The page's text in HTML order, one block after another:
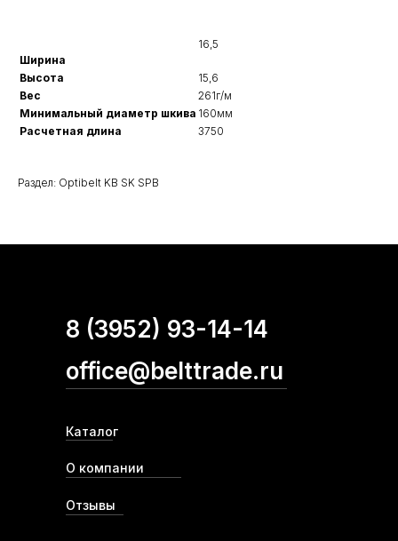
Ширина
16,5
Высота
15,6
Вес
261г/м
Минимальный диаметр шкива 160мм
Расчетная длина
3750
Раздел: Optibelt KB SK SPB
8 (3952) 93-14-14
office@belttrade.ru
Каталог
О компании
Отзывы